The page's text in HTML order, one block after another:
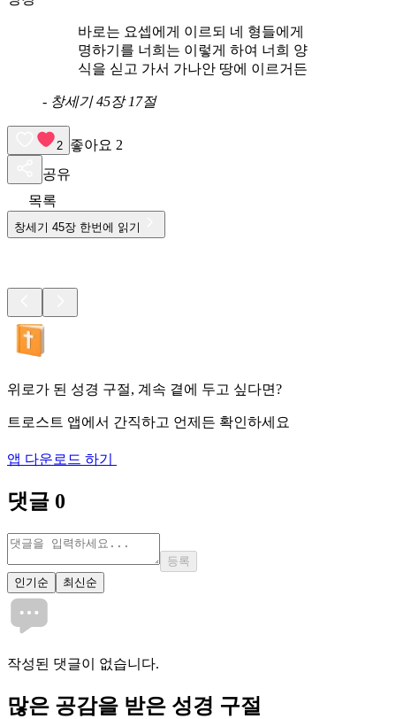
바로는 요셉에게 이르되 네 형들에게
명하기를 너희는 이렇게 하여 너희 양
식을 싣고 가서 가나안 땅에 이르거든
- 창세기 45장 17절
2 좋아요 2
공유
목록
창세기 45장 한번에 읽기
위로가 된 성경 구절, 계속 곁에 두고 싶다면?
트로스트 앱에서 간직하고 언제든 확인하세요
앱 다운로드 하기
댓글 0
등록
인기순
최신순
작성된 댓글이 없습니다.
많은 공감을 받은 성경 구절